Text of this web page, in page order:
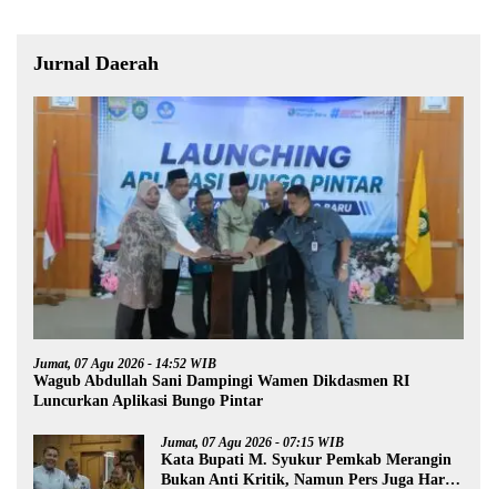
Jurnal Daerah
Jumat, 07 Agu 2026 - 14:52 WIB
Wagub Abdullah Sani Dampingi Wamen Dikdasmen RI
Luncurkan Aplikasi Bungo Pintar
Jumat, 07 Agu 2026 - 07:15 WIB
Kata Bupati M. Syukur Pemkab Merangin
Bukan Anti Kritik, Namun Pers Juga Harus